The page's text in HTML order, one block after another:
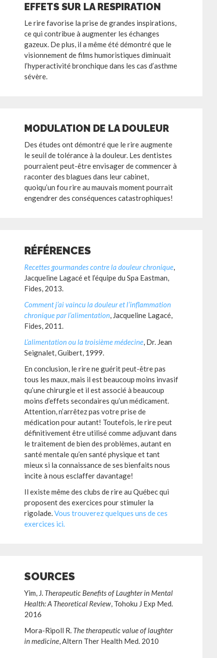
EFFETS SUR LA RESPIRATION
Le rire favorise la prise de grandes inspirations,
ce qui contribue à augmenter les échanges
gazeux. De plus, il a même été démontré que le
visionnement de films humoristiques diminuait
l’hyperactivité bronchique dans les cas d’asthme
sévère.
MODULATION DE LA DOULEUR
Des études ont démontré que le rire augmente
le seuil de tolérance à la douleur. Les dentistes
pourraient peut-être envisager de commencer à
raconter des blagues dans leur cabinet,
quoiqu’un fou rire au mauvais moment pourrait
engendrer des conséquences catastrophiques!
RÉFÉRENCES
Recettes gourmandes contre la douleur chronique,
Jacqueline Lagacé et l’équipe du Spa Eastman,
Fides, 2013.
Comment j’ai vaincu la douleur et l’inflammation
chronique par l’alimentation, Jacqueline Lagacé,
Fides, 2011.
L’alimentation ou la troisième médecine, Dr. Jean
Seignalet, Guibert, 1999.
En conclusion, le rire ne guérit peut-être pas
tous les maux, mais il est beaucoup moins invasif
qu’une chirurgie et il est associé à beaucoup
moins d’effets secondaires qu’un médicament.
Attention, n’arrêtez pas votre prise de
médication pour autant! Toutefois, le rire peut
définitivement être utilisé comme adjuvant dans
le traitement de bien des problèmes, autant en
santé mentale qu’en santé physique et tant
mieux si la connaissance de ses bienfaits nous
incite à nous esclaffer davantage!
Il existe même des clubs de rire au Québec qui
proposent des exercices pour stimuler la
rigolade.Vous trouverez quelques uns de ces
exercices ici.
SOURCES
Yim, J. Therapeutic Benefits of Laughter in Mental
Health: A Theoretical Review, Tohoku J Exp Med.
2016
Mora-Ripoll R. The therapeutic value of laughter
in medicine, Altern Ther Health Med. 2010